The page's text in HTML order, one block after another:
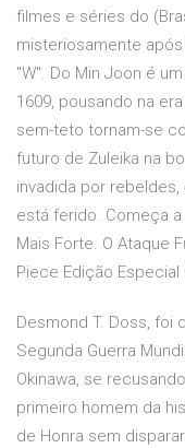
filmes e séries do
misteriosamente
"W". Do Min Joon é
1609, pousando na
sem-teto tornam-se
futuro de Zuleika na
invadida por
está ferido. Começa
Mais Forte. O Ataque
Piece Edição Especial
Desmond T. Doss, foi
Segunda Guerra
Okinawa, se
primeiro homem da
de Honra sem